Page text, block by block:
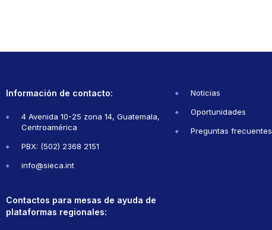
Información de contacto:
4 Avenida 10-25 zona 14, Guatemala,
Centroamérica
PBX: (502) 2368 2151
info@sieca.int
Contactos para mesas de ayuda de
plataformas regionales:
Noticias
Oportunidades
Preguntas frecuentes